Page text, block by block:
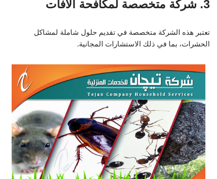
3. شركة متخصصة لمكافحة الآفات
تعتبر هذه الشركة متخصصة في تقديم حلول شاملة لمشاكل
الحشرات، بما في ذلك الاستشارات المجانية.